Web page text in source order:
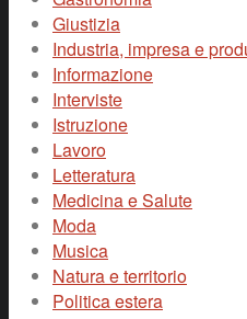
Giustizia
Industria, impresa e
Informazione
Interviste
Istruzione
Lavoro
Letteratura
Medicina e Salute
Moda
Musica
Natura e territorio
Politica estera